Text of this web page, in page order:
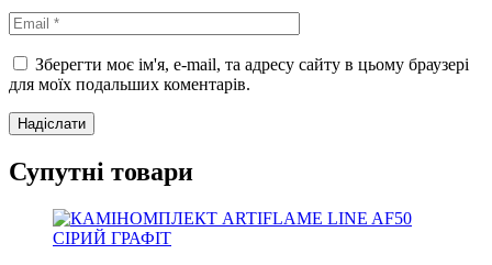
Зберегти моє ім'я, e-mail, та адресу сайту в цьому браузері
для моїх подальших коментарів.
Супутні товари